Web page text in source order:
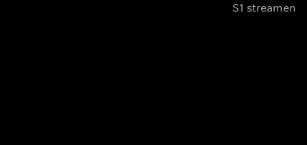
S1 streamen